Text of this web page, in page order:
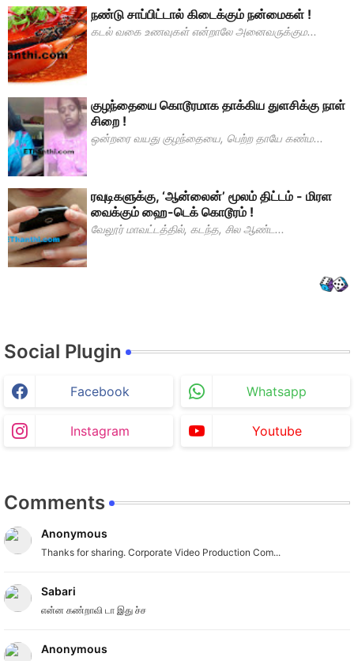
நண்டு சாப்பிட்டால் கிடைக்கும் நன்மைகள் !
கடல் வகை உணவுகள் என்றாலே அனைவருக்கும...
குழந்தையை கொடூரமாக தாக்கிய துளசிக்கு நாள்
சிறை !
ஒன்றரை வயது குழந்தையை, பெற்ற தாயே கண்ம...
ரவுடிகளுக்கு, ‘ஆன்லைன்’ மூலம் திட்டம் - மிரள
வைக்கும் ஹை-டெக் கொடூரம் !
வேலூர் மாவட்டத்தில், கடந்த, சில ஆண்ட...
Social Plugin
Facebook Whatsapp
Instagram Youtube
Comments
Anonymous
Thanks for sharing. Corporate Video Production Com...
Sabari
என்ன கண்றாவி டா இது ச்ச
Anonymous